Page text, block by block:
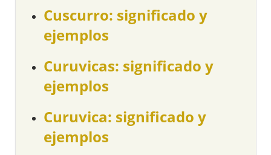
Cuscurro: significado y
ejemplos
Curuvicas: significado y
ejemplos
Curuvica: significado y
ejemplos